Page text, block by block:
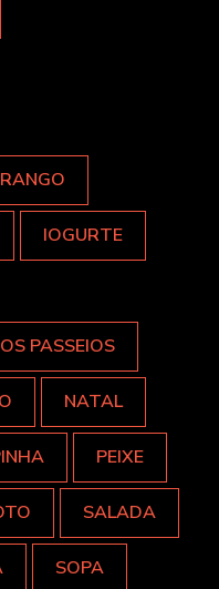
IOGURTE
PASSEIOS
NATAL
PEIXE
SALADA
SOPA